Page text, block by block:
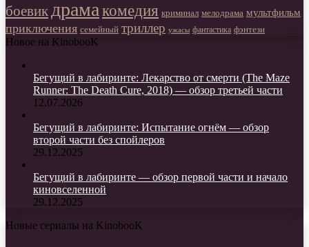
боевик драма комедия криминал мелодрама мультфильм
приключения семейный триллер ужасы фантастика фэнтези
Новое на KinobooK
Бегущий в лабиринте: Лекарство от смерти (The Maze
Runner: The Death Cure, 2018) — обзор третьей части
12.07.2026
Бегущий в лабиринте: Испытание огнём — обзор
второй части без спойлеров
29.12.2025
Бегущий в лабиринте — обзор первой части и начало
киновселенной
29.12.2025
Новые сериалы на KinobooK